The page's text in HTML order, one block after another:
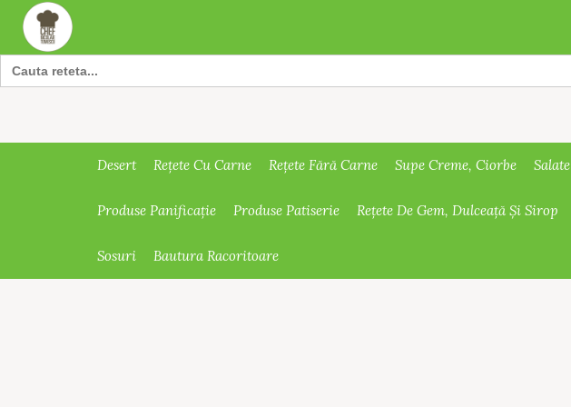
Search
for:
Desert Rețete Cu Carne Rețete Fără Carne Supe Creme, Ciorbe Salate
Produse Panificație Produse Patiserie Rețete De Gem, Dulceață Și Sirop
Sosuri Bautura Racoritoare